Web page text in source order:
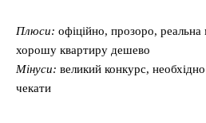
Плюси: офіційно, прозоро,
хорошу квартиру дешево
Мінуси: великий конкурс,
чекати